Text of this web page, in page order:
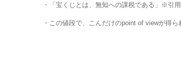
・「宝くじとは、無知への課税である」※引用
・この値段で、こんだけのpoint of viewが得ら